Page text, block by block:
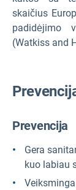
skaičius
padidėjimo
(Watkiss and
Prevencija
Gera
kuo labiau